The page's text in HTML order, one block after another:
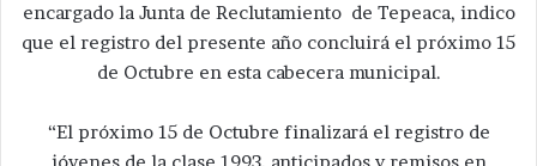
encargado la Junta de Reclutamiento de Tepeaca, indico
que el registro del presente año concluirá el próximo 15
de Octubre en esta cabecera municipal.
“El próximo 15 de Octubre finalizará el registro de